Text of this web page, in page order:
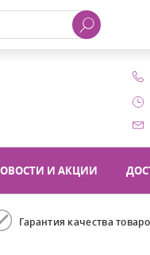
И АКЦИИ
Гарантия качества